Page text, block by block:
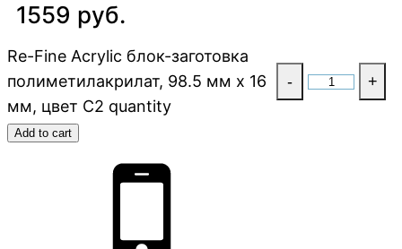
1559 руб.
Re-Fine Acrylic блок-заготовка
полиметилакрилат, 98.5 мм x 16
мм, цвет C2 quantity
- +
Add to cart